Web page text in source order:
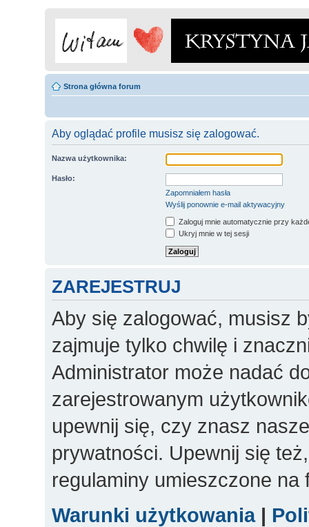
Strona główna forum
Aby oglądać profile musisz się zalogować.
Nazwa użytkownika:
Hasło:
Zapomniałem hasła
Wyślij ponownie e-mail aktywacyjny
Zaloguj mnie automatycznie przy
Ukryj mnie w tej sesji
ZAREJESTRUJ
Aby się zalogować, musisz
zajmuje tylko chwilę i
Administrator może nadać
zarejestrowanym
upewnij się, czy znasz
prywatności. Upewnij się
regulaminy umieszczone na
Warunki użytkowania|